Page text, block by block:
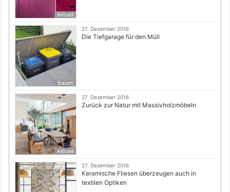
Aktuell
Bauen
27. Dezember 2016
Die Tiefgarage für den Müll
Aktuell
27. Dezember 2016
Zurück zur Natur mit Massivholzmöbeln
27. Dezember 2016
Keramische Fliesen überzeugen auch in
textilen Optiken